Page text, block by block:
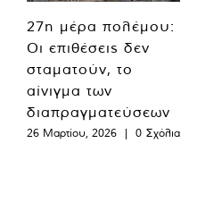
27η μέρα πολέμου:
Οι επιθέσεις δεν
σταματούν, το
αίνιγμα των
διαπραγματεύσεων
26 Μαρτίου, 2026 | 0 Σχόλια